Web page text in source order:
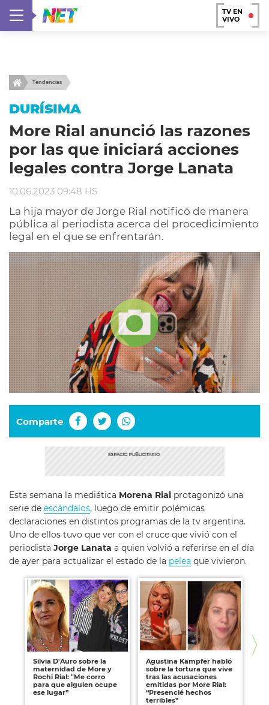
TV EN
VIVO
Tendencias
DURÍSIMA
More Rial anunció las razones
por las que iniciará acciones
legales contra Jorge Lanata
10.06.2023 09:48 HS
La hija mayor de Jorge Rial notificó de manera
pública al periodista acerca del procedicimiento
legal en el que se enfrentarán.
Comparte
Esta semana la mediática Morena Rial
protagonizó una
serie de escándalos, luego de emitir polémicas
declaraciones en distintos programas de la tv argentina.
Uno de ellos tuvo que ver con el cruce que vivió con el
periodista Jorge Lanata a quien volvió a referirse en el día
de ayer para actualizar el estado de la pelea que vivieron.
Silvia D'Auro sobre la
maternidad de More y
Rochi Rial: "Me corro
para que alguien ocupe
ese lugar”
Agustina Kämpfer habló
sobre la tortura que vive
tras las acusaciones
emitidas por More Rial:
“Presencié hechos
terribles”